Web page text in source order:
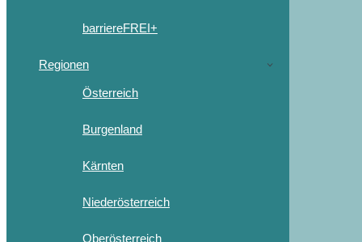
barriereFREI+
Regionen
Österreich
Burgenland
Kärnten
Niederösterreich
Oberösterreich